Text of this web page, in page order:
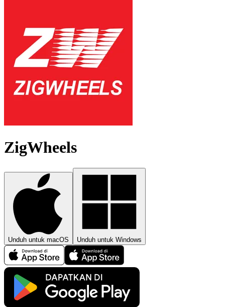
ZigWheels
Unduh untuk macOS Unduh untuk Windows